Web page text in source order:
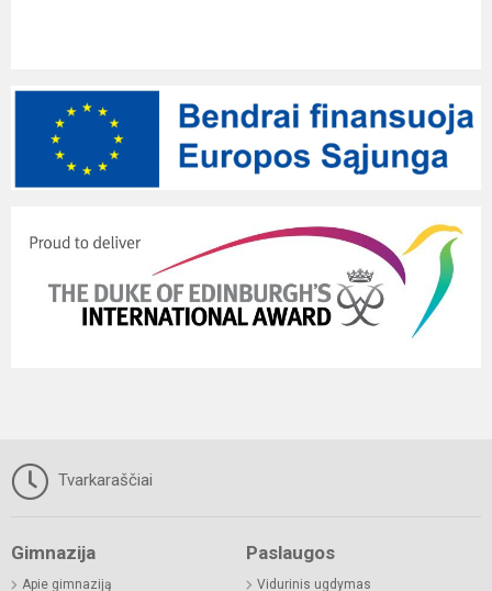
Tvarkaraščiai
Gimnazija
Apie gimnaziją
Paslaugos
Vidurinis ugdymas